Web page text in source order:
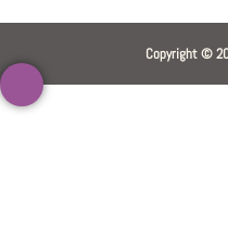
Copyright ©